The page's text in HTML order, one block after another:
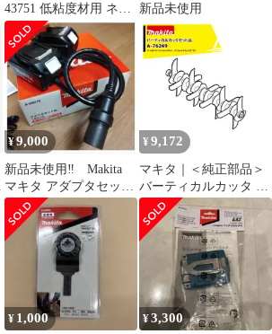
43751 低粘度材用 ネジ
込み式 M12 カクハン機
用 makita 正規品 純正品
撹拌機 撹拌 かくはん機
かくはん アクセサリ ア
タッチメント 部品 交換
新品未使用
¥9,000
新品未使用‼ Makita
マキタ アダプタセット
品 A-69076 18V×2
¥ 9,172
マキタ｜＜純正部品＞
バーティカルカッタ A-
76249
¥ 1,000 ¥3,300